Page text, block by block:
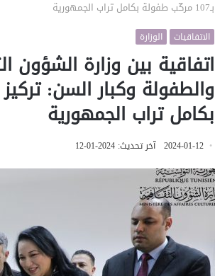
بـ107 مركّب طفولة بكامل تراب الجمهورية
الاتفاقيات الوزارة
اتفاقية بين وزارة الشؤون
بكامل تراب الجمهورية
2024-01-12 آخر تحديث: 2024-01-12